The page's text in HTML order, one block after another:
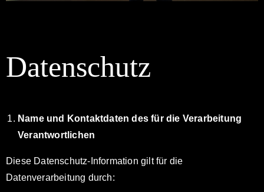
Datenschutz
Name und Kontaktdaten des für die Verarbeitung
Verantwortlichen
Diese Datenschutz-Information gilt für die
Datenverarbeitung durch: